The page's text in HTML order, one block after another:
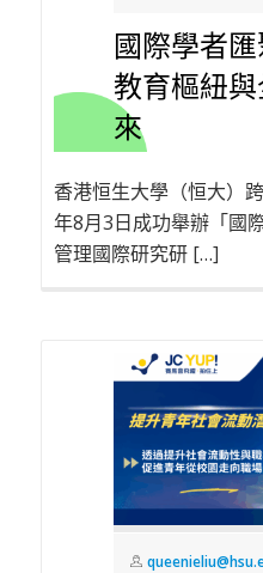
國際學者
教育樞紐
來
香港恒生大學（恒大）
年8月3日成功舉辦「國
管理國際研究研 […]